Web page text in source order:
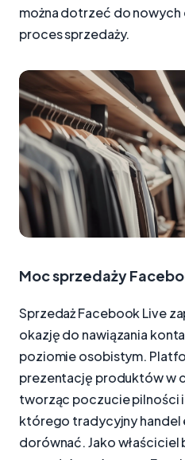
można dotrzeć do
proces sprzedaży.
Moc sprzedaży
Sprzedaż Facebook Live
okazję do nawiązania
poziomie osobistym.
prezentację produktów w
tworząc poczucie pilności
którego tradycyjny handel
dorównać. Jako